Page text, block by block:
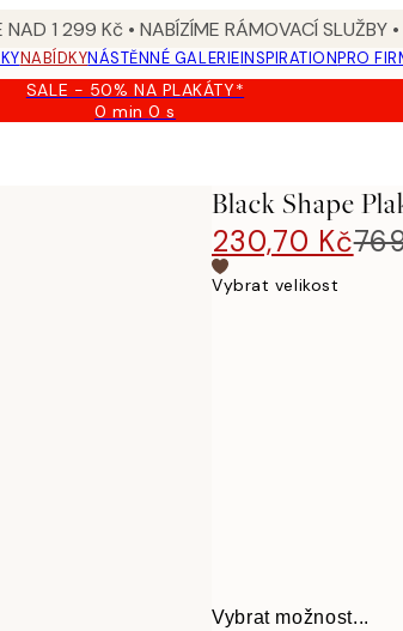
1 299 Kč • NABÍZÍME RÁMOVACÍ SLUŽBY
NABÍDKYNÁSTĚNNÉ GALERIEINSPIRATIONPRO
SALE - 50% NA PLAKÁTY*
0 min0 s
Platné
Black Shape
230,70 Kč
Vybrat velikost
Vybrat možnost...